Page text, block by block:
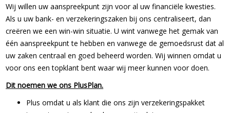
Wij willen uw aanspreekpunt zijn voor al uw financiële kwesties.
Als u uw bank- en verzekeringszaken bij ons centraliseert, dan
creëren we een win-win situatie. U wint vanwege het gemak van
één aanspreekpunt te hebben en vanwege de gemoedsrust dat al
uw zaken centraal en goed beheerd worden. Wij winnen omdat u
voor ons een topklant bent waar wij meer kunnen voor doen.
Dit noemen we ons PlusPlan.
Plus omdat u als klant die ons zijn verzekeringspakket